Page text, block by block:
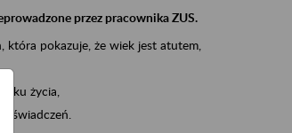
przez pracownika ZUS.
która pokazuje, że wiek jest atutem,
życia,
świadczeń.